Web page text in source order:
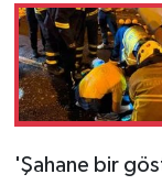
'Şahane bir